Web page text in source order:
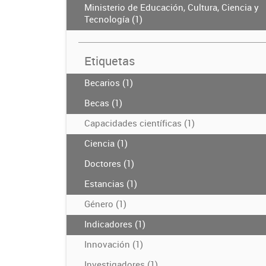
Ministerio de Educación, Cultura, Ciencia y
Tecnología (1)
Etiquetas
Becarios (1)
Becas (1)
Capacidades científicas (1)
Ciencia (1)
Doctores (1)
Estancias (1)
Género (1)
Indicadores (1)
Innovación (1)